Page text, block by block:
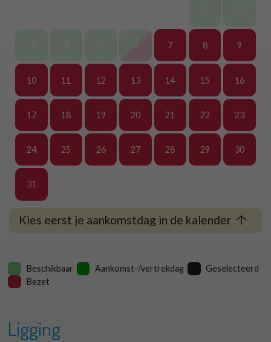
7 8 9
10 11 12 13 14 15 16
17 18 19 20 21 22 23
24 25 26 27 28 29 30
31
Kies eerst je aankomstdag in de kalender
Beschikbaar Aankomst-/vertrekdag
Geselecteerd
Bezet
Ligging